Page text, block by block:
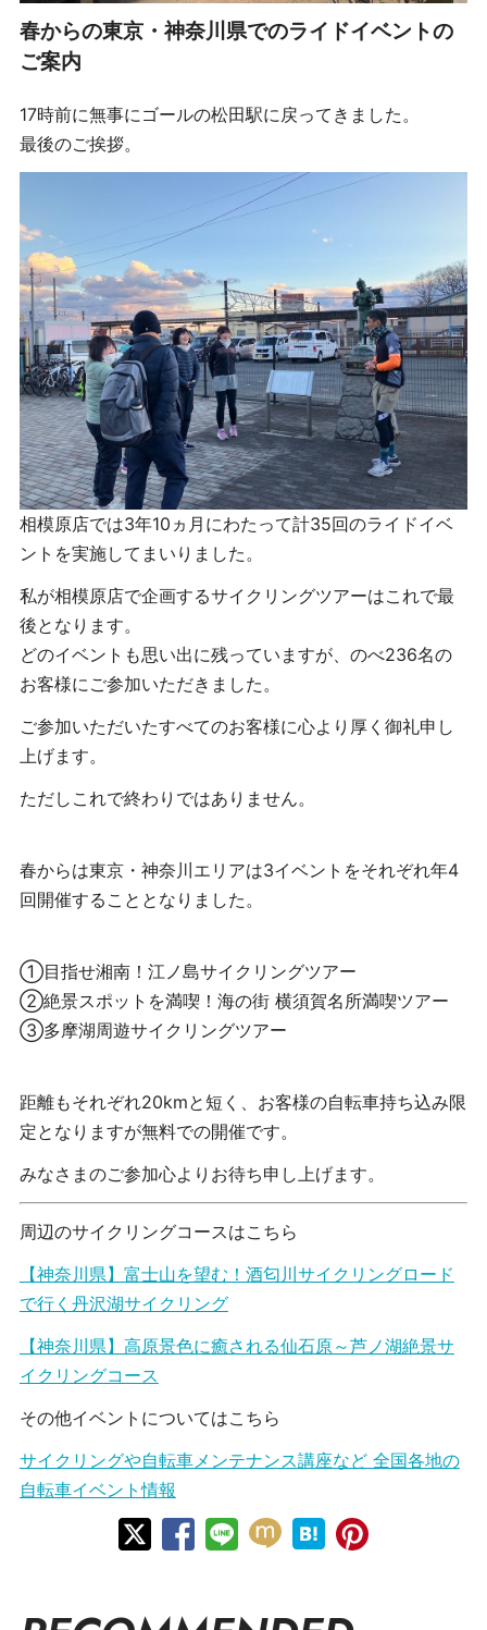
春からの東京・神奈川県でのライドイベントの
ご案内
17時前に無事にゴールの松田駅に戻ってきました。
最後のご挨拶。
相模原店では3年10ヵ月にわたって計35回のライドイベ
ントを実施してまいりました。
私が相模原店で企画するサイクリングツアーはこれで最
後となります。
どのイベントも思い出に残っていますが、のべ236名の
お客様にご参加いただきました。
ご参加いただいたすべてのお客様に心より厚く御礼申し
上げます。
ただしこれで終わりではありません。
春からは東京・神奈川エリアは3イベントをそれぞれ年4
回開催することとなりました。
①目指せ湘南！江ノ島サイクリングツアー
②絶景スポットを満喫！海の街 横須賀名所満喫ツアー
③多摩湖周遊サイクリングツアー
距離もそれぞれ20kmと短く、お客様の自転車持ち込み限
定となりますが無料での開催です。
みなさまのご参加心よりお待ち申し上げます。
周辺のサイクリングコースはこちら
【神奈川県】富士山を望む！酒匂川サイクリングロード
で行く丹沢湖サイクリング
【神奈川県】高原景色に癒される仙石原～芦ノ湖絶景サ
イクリングコース
その他イベントについてはこちら
サイクリングや自転車メンテナンス講座など 全国各地の
自転車イベント情報